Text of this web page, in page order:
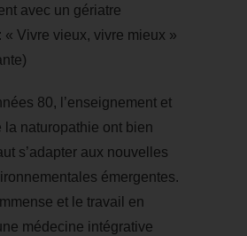
avec un gériatre
« Vivre vieux, vivre mieux »
80, l’enseignement et
la naturopathie ont bien
s’adapter aux nouvelles
émergentes.
et le travail en
médecine intégrative